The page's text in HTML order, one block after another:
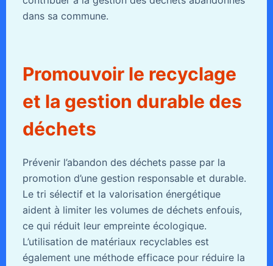
dans sa commune.
Promouvoir le recyclage
et la gestion durable des
déchets
Prévenir l’abandon des déchets passe par la
promotion d’une gestion responsable et durable.
Le tri sélectif et la valorisation énergétique
aident à limiter les volumes de déchets enfouis,
ce qui réduit leur empreinte écologique.
L’utilisation de matériaux recyclables est
également une méthode efficace pour réduire la